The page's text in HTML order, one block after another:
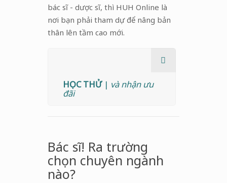
bác sĩ - dược sĩ, thì HUH Online là
nơi bạn phải tham dự để nâng bản
thân lên tầm cao mới.
HỌC THỬ | và nhận ưu
đãi
Bác sĩ! Ra trường
chọn chuyên ngành
nào?